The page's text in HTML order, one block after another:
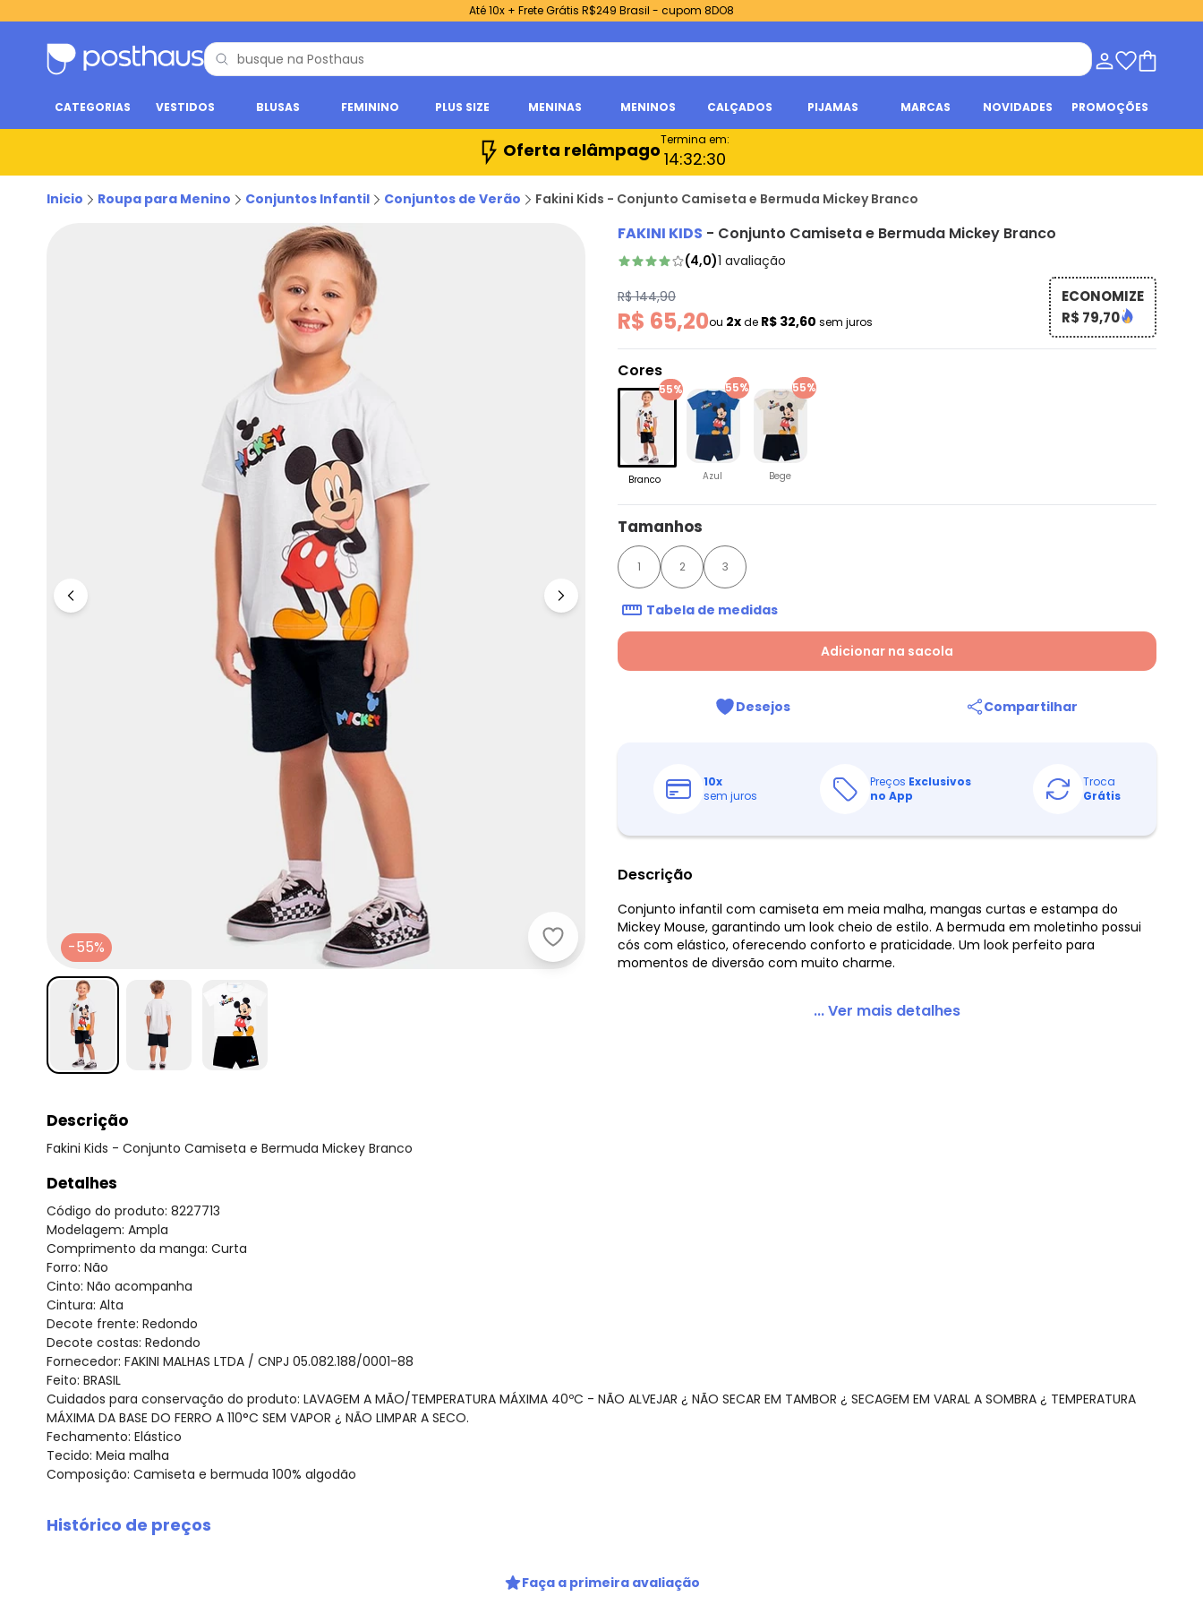
Até 10x + Frete Grátis R$249 Brasil - cupom 8DO8
CATEGORIAS VESTIDOS BLUSAS FEMININO PLUS SIZE MENINAS MENINOS CALÇADOS PIJAMAS MARCAS NOVIDADES PROMOÇÕES
Oferta relâmpagoTermina em:
14:32:28
Inicio Roupa para Menino Conjuntos Infantil Conjuntos de Verão Fakini Kids - Conjunto Camiseta e Bermuda Mickey Branco
Fakini Kids - Conjunto Camiseta e Bermuda Mickey Branco
-55%
FAKINI KIDS - Conjunto Camiseta e Bermuda Mickey Branco
(4,0)1 avaliação
R$ 144,90
R$ 65,20ou 2xde R$ 32,60 sem juros
ECONOMIZE
R$ 79,70
Cores
55%
Branco
55%
Azul
55%
Bege
Tamanhos
1 2 3
Tabela de medidas
Adicionar na sacola
Desejos Compartilhar
10x
sem juros
Preços Exclusivos
no App
Troca
Grátis
Descrição
Conjunto infantil com camiseta em meia malha, mangas curtas e estampa do
Mickey Mouse, garantindo um look cheio de estilo. A bermuda em moletinho possui
cós com elástico, oferecendo conforto e praticidade. Um look perfeito para
momentos de diversão com muito charme.
... Ver mais detalhes
Descrição
Fakini Kids - Conjunto Camiseta e Bermuda Mickey Branco
Detalhes
Código do produto: 8227713
Modelagem: Ampla
Comprimento da manga: Curta
Forro: Não
Cinto: Não acompanha
Cintura: Alta
Decote frente: Redondo
Decote costas: Redondo
Fornecedor: FAKINI MALHAS LTDA / CNPJ 05.082.188/0001-88
Feito: BRASIL
Cuidados para conservação do produto: LAVAGEM A MÃO/TEMPERATURA MÁXIMA 40ºC - NÃO ALVEJAR ¿ NÃO SECAR EM TAMBOR ¿ SECAGEM EM VARAL A SOMBRA ¿ TEMPERATURA
MÁXIMA DA BASE DO FERRO A 110°C SEM VAPOR ¿ NÃO LIMPAR A SECO.
Fechamento: Elástico
Tecido: Meia malha
Composição: Camiseta e bermuda 100% algodão
Histórico de preços
Faça a primeira avaliação